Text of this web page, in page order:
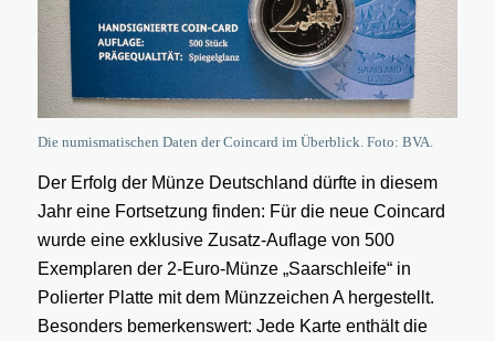
Die numismatischen Daten der Coincard im Überblick. Foto: BVA.
Der Erfolg der Münze Deutschland dürfte in diesem
Jahr eine Fortsetzung finden: Für die neue Coincard
wurde eine exklusive Zusatz-Auflage von 500
Exemplaren der 2-Euro-Münze „Saarschleife“ in
Polierter Platte mit dem Münzzeichen A hergestellt.
Besonders bemerkenswert: Jede Karte enthält die